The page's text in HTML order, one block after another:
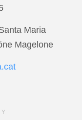
Maria
Magelone